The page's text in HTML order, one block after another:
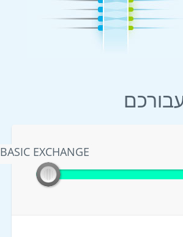
BASIC EXCHANGE
BASIC EXCHANGE